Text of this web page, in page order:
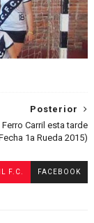
Posterior
Carril esta tarde
1a Rueda 2015)
F.C. FACEBOOK